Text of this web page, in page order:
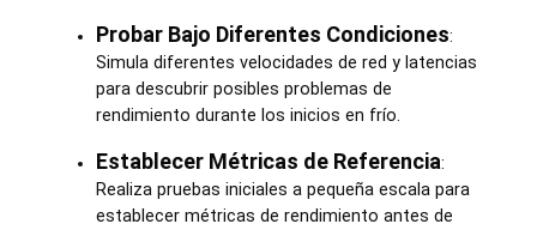
Probar Bajo Diferentes Condiciones:
Simula diferentes velocidades de red y latencias
para descubrir posibles problemas de
rendimiento durante los inicios en frío.
Establecer Métricas de Referencia:
Realiza pruebas iniciales a pequeña escala para
establecer métricas de rendimiento antes de